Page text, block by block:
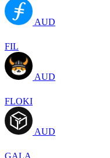
AUD
FIL
AUD
FLOKI
AUD
GALA